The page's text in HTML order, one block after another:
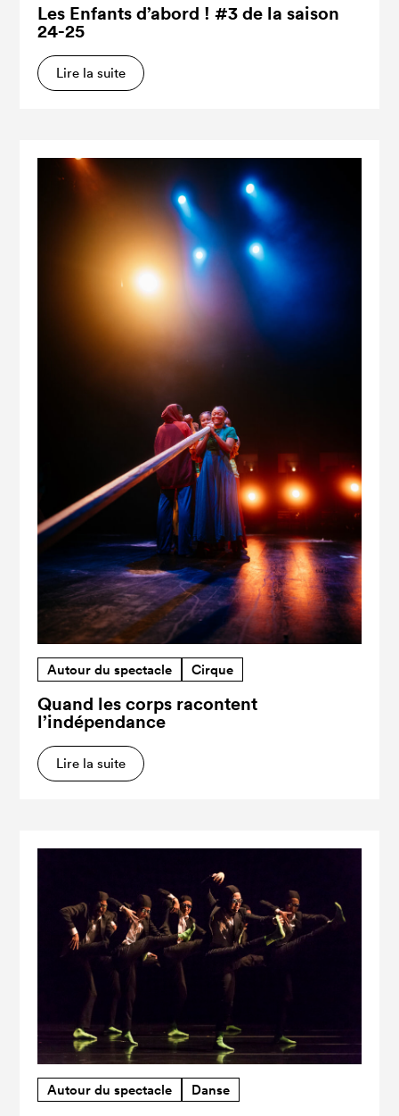
Les Enfants d’abord ! #3 de la saison
24-25
Lire la suite
Autour du spectacle Cirque
Quand les corps racontent
l’indépendance
Lire la suite
Autour du spectacle Danse